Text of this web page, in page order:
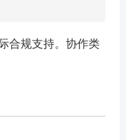
合规支持。协作类